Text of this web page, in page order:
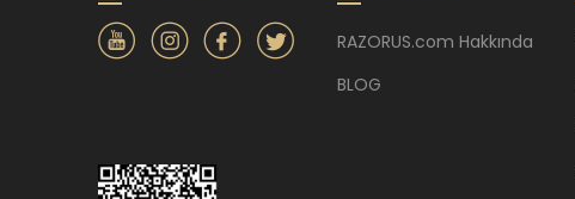
RAZORUS.com Hakkında
BLOG